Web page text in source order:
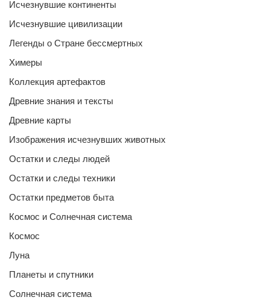
Исчезнувшие континенты
Исчезнувшие цивилизации
Легенды о Стране бессмертных
Химеры
Коллекция артефактов
Древние знания и тексты
Древние карты
Изображения исчезнувших животных
Остатки и следы людей
Остатки и следы техники
Остатки предметов быта
Космос и Солнечная система
Космос
Луна
Планеты и спутники
Солнечная система